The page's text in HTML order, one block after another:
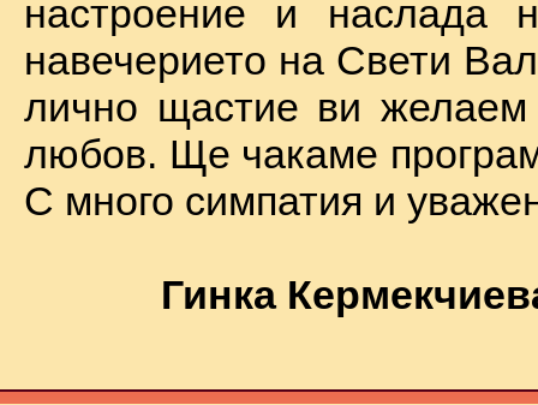
настроение и наслада
навечерието на Свети
лично щастие ви желаем
любов. Ще чакаме
С много симпатия и
Гинка